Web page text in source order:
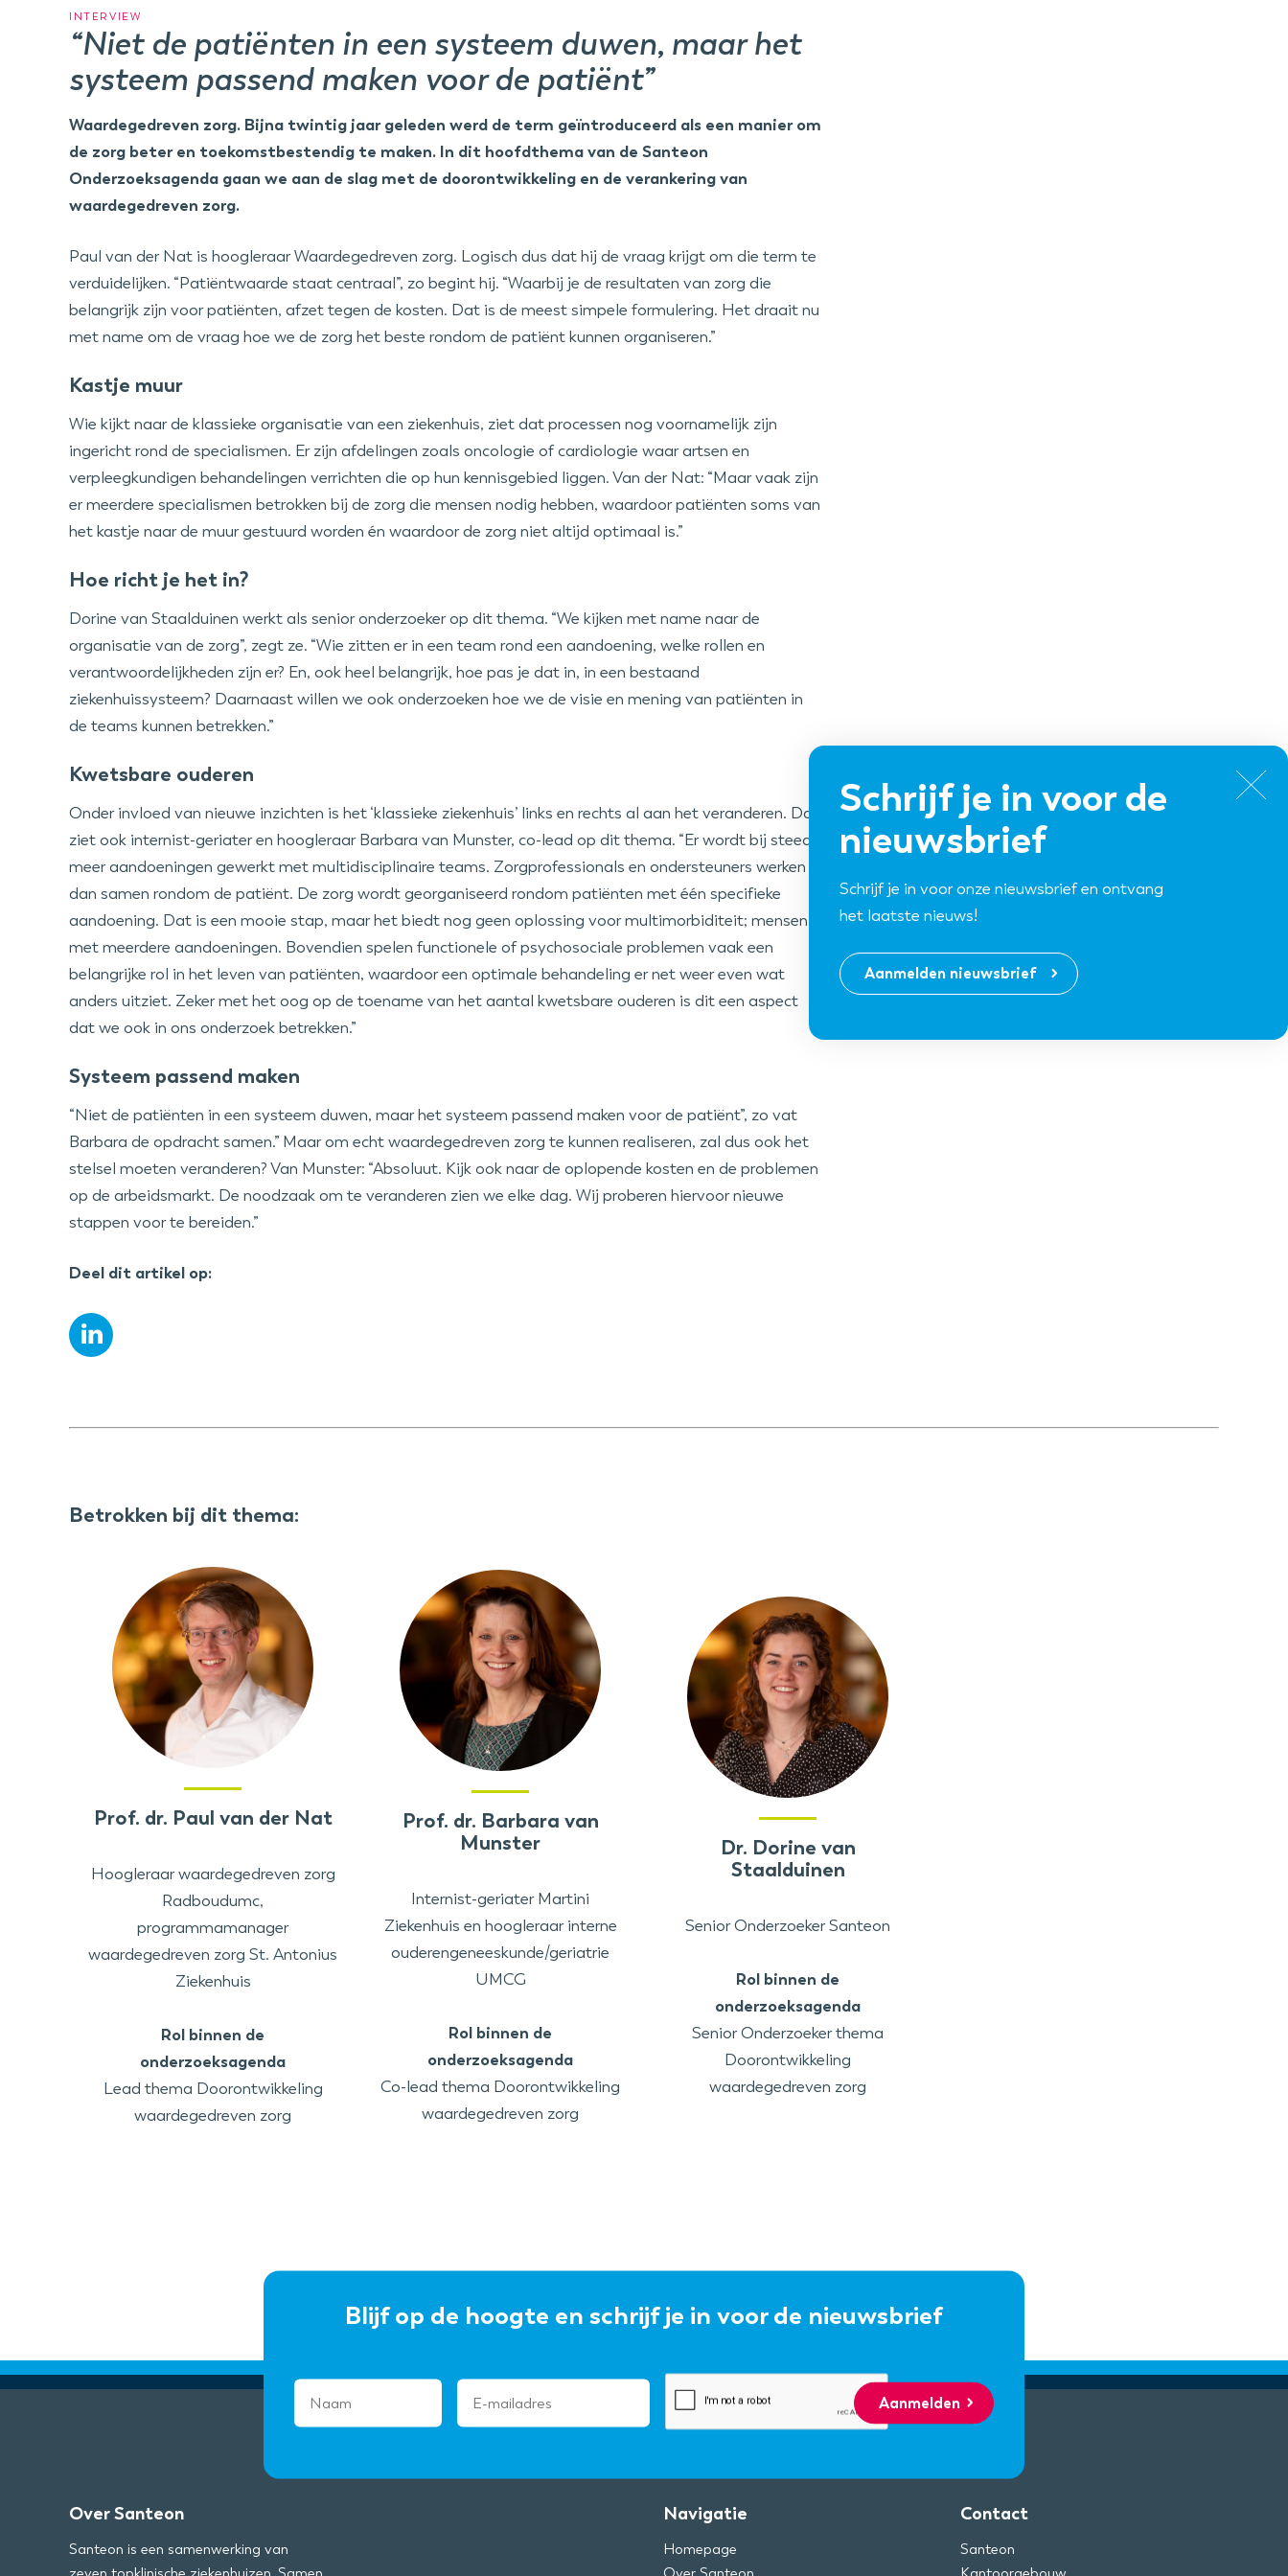
Schrijf je in voor de
nieuwsbrief
Schrijf je in voor onze nieuwsbrief en ontvang
het laatste nieuws!
Aanmelden nieuwsbrief
INTERVIEW
“Niet de patiënten in een systeem duwen, maar het
systeem passend maken voor de patiënt”
Waardegedreven zorg. Bijna twintig jaar geleden werd de term geïntroduceerd als een manier om
de zorg beter en toekomstbestendig te maken. In dit hoofdthema van de Santeon
Onderzoeksagenda gaan we aan de slag met de doorontwikkeling en de verankering van
waardegedreven zorg.
Paul van der Nat is hoogleraar Waardegedreven zorg. Logisch dus dat hij de vraag krijgt om die term te
verduidelijken. “Patiëntwaarde staat centraal”, zo begint hij. “Waarbij je de resultaten van zorg die
belangrijk zijn voor patiënten, afzet tegen de kosten. Dat is de meest simpele formulering. Het draait nu
met name om de vraag hoe we de zorg het beste rondom de patiënt kunnen organiseren.”
Kastje muur
Wie kijkt naar de klassieke organisatie van een ziekenhuis, ziet dat processen nog voornamelijk zijn
ingericht rond de specialismen. Er zijn afdelingen zoals oncologie of cardiologie waar artsen en
verpleegkundigen behandelingen verrichten die op hun kennisgebied liggen. Van der Nat: “Maar vaak zijn
er meerdere specialismen betrokken bij de zorg die mensen nodig hebben, waardoor patiënten soms van
het kastje naar de muur gestuurd worden én waardoor de zorg niet altijd optimaal is.”
Hoe richt je het in?
Dorine van Staalduinen werkt als senior onderzoeker op dit thema. “We kijken met name naar de
organisatie van de zorg”, zegt ze. “Wie zitten er in een team rond een aandoening, welke rollen en
verantwoordelijkheden zijn er? En, ook heel belangrijk, hoe pas je dat in, in een bestaand
ziekenhuissysteem? Daarnaast willen we ook onderzoeken hoe we de visie en mening van patiënten in
de teams kunnen betrekken.”
Kwetsbare ouderen
Onder invloed van nieuwe inzichten is het ‘klassieke ziekenhuis’ links en rechts al aan het veranderen. Dat
ziet ook internist-geriater en hoogleraar Barbara van Munster, co-lead op dit thema. “Er wordt bij steeds
meer aandoeningen gewerkt met multidisciplinaire teams. Zorgprofessionals en ondersteuners werken
dan samen rondom de patiënt. De zorg wordt georganiseerd rondom patiënten met één specifieke
aandoening. Dat is een mooie stap, maar het biedt nog geen oplossing voor multimorbiditeit; mensen
met meerdere aandoeningen. Bovendien spelen functionele of psychosociale problemen vaak een
belangrijke rol in het leven van patiënten, waardoor een optimale behandeling er net weer even wat
anders uitziet. Zeker met het oog op de toename van het aantal kwetsbare ouderen is dit een aspect
dat we ook in ons onderzoek betrekken.”
Systeem passend maken
“Niet de patiënten in een systeem duwen, maar het systeem passend maken voor de patiënt”, zo vat
Barbara de opdracht samen.” Maar om echt waardegedreven zorg te kunnen realiseren, zal dus ook het
stelsel moeten veranderen? Van Munster: “Absoluut. Kijk ook naar de oplopende kosten en de problemen
op de arbeidsmarkt. De noodzaak om te veranderen zien we elke dag. Wij proberen hiervoor nieuwe
stappen voor te bereiden.”
Deel dit artikel op:
Betrokken bij dit thema:
Prof. dr. Paul van der Nat
Hoogleraar waardegedreven zorg
Radboudumc,
programmamanager
waardegedreven zorg St. Antonius
Ziekenhuis
Rol binnen de
onderzoeksagenda
Lead thema Doorontwikkeling
waardegedreven zorg
Prof. dr. Barbara van
Munster
Internist-geriater Martini
Ziekenhuis en hoogleraar interne
ouderengeneeskunde/geriatrie
UMCG
Rol binnen de
onderzoeksagenda
Co-lead thema Doorontwikkeling
waardegedreven zorg
Dr. Dorine van
Staalduinen
Senior Onderzoeker Santeon
Rol binnen de
onderzoeksagenda
Senior Onderzoeker thema
Doorontwikkeling
waardegedreven zorg
Blijf op de hoogte en schrijf je in voor de nieuwsbrief
Aanmelden
Over Santeon
Santeon is een samenwerking van
Navigatie
Homepage
Contact
Santeon